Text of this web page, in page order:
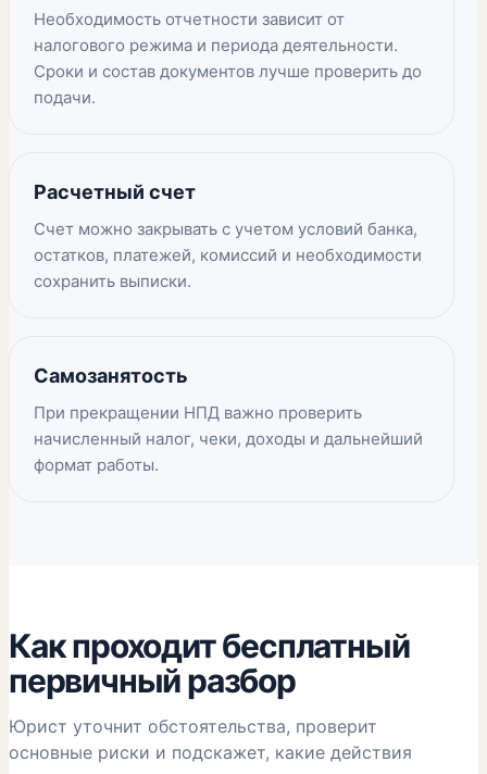
Необходимость отчетности зависит от
налогового режима и периода деятельности.
Сроки и состав документов лучше проверить до
подачи.
Расчетный счет
Счет можно закрывать с учетом условий банка,
остатков, платежей, комиссий и необходимости
сохранить выписки.
Самозанятость
При прекращении НПД важно проверить
начисленный налог, чеки, доходы и дальнейший
формат работы.
Как проходит бесплатный
первичный разбор
Юрист уточнит обстоятельства, проверит
основные риски и подскажет, какие действия